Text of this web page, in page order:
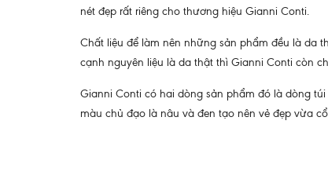
nét đẹp rất riêng cho thương hiệu Gianni Conti.
Chất liệu để làm nên những sản phẩm đều là da
cạnh nguyên liệu là da thật thì Gianni Conti còn
Gianni Conti có hai dòng sản phẩm đó là dòng
màu chủ đạo là nâu và đen tạo nên vẻ đẹp vừa